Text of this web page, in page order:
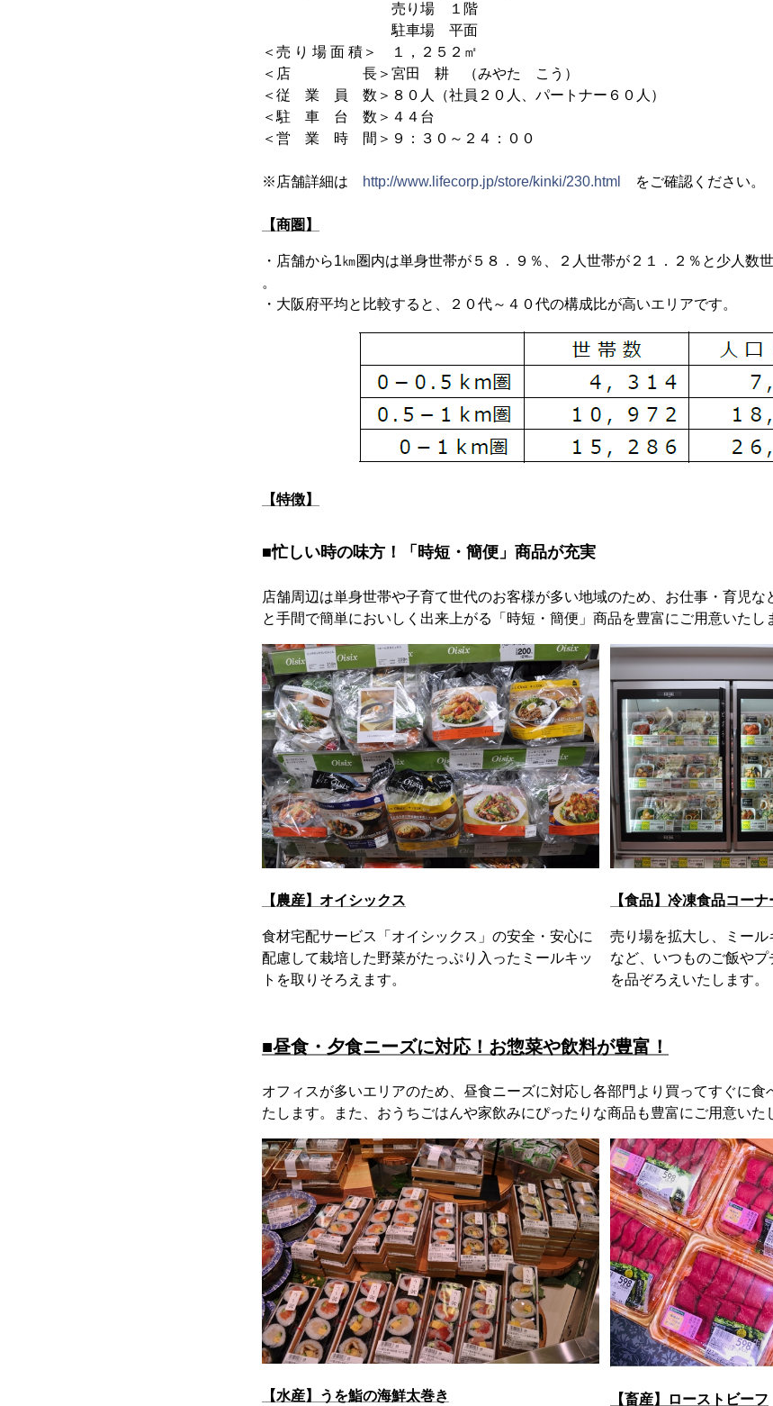
売り場 １階
駐車場 平面
＜売 り 場 面 積＞ １，２５２㎡
＜店 長＞宮田 耕 （みやた こう）
＜従 業 員 数＞８０人（社員２０人、パートナー６０人）
＜駐 車 台 数＞４４台
＜営 業 時 間＞９：３０～２４：００
※店舗詳細は http://www.lifecorp.jp/store/kinki/230.html をご確認ください。
【商圏】
・店舗から1㎞圏内は単身世帯が５８．９％、２人世帯が２１．２％と少人数
。
・大阪府平均と比較すると、２０代～４０代の構成比が高いエリアです。
【特徴】
■忙しい時の味方！「時短・簡便」商品が充実
店舗周辺は単身世帯や子育て世代のお客様が多い地域のため、お仕事・育児な
と手間で簡単においしく出来上がる「時短・簡便」商品を豊富にご用意いたし
【農産】オイシックス
食材宅配サービス「オイシックス」の安全・安心に
配慮して栽培した野菜がたっぷり入ったミールキッ
トを取りそろえます。
【食品】冷凍食品コー
売り場を拡大し、ミー
など、いつものご飯や
を品ぞろえいたします。
■昼食・夕食ニーズに対応！お惣菜や飲料が豊富！
オフィスが多いエリアのため、昼食ニーズに対応し各部門より買ってすぐに食
たします。また、おうちごはんや家飲みにぴったりな商品も豊富にご用意いた
【水産】うを鮨の海鮮太巻き 【畜産】ローストビーフ